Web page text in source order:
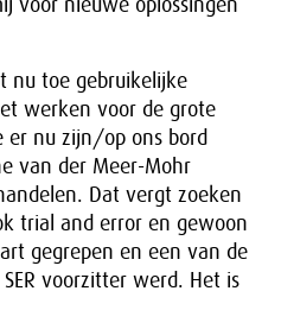
voor nieuwe oplossingen
nu toe gebruikelijke
werken voor de grote
er nu zijn/op ons bord
van der Meer-Mohr
Dat vergt zoeken
trial and error en gewoon
gegrepen en een van de
voorzitter werd. Het is